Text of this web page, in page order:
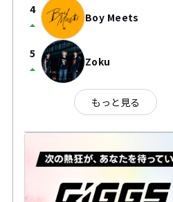
4
arrow_drop_up Boy Meets
5
arrow_drop_up Zoku
もっと見る